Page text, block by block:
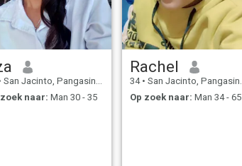
San Jacinto, Pangasinan, Filipijnen
zoek naar: Man 30 - 35
Rachel
34 • San Jacinto, Pangasinan, Filipijnen
Op zoek naar: Man 34 - 65